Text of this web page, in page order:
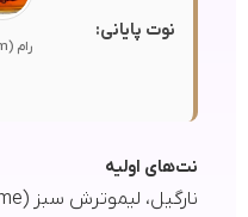
نوت پایانی:
رام (Rum)
نت‌های اولیه